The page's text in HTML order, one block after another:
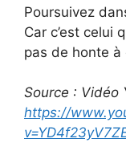
Poursuivez
Car c’est celui
pas de honte à
Source : Vidéo
https://